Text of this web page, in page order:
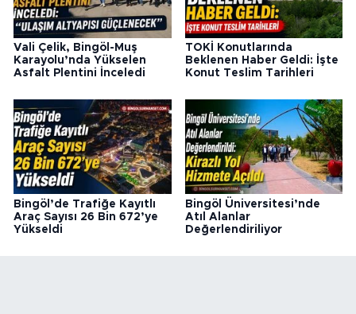
Vali Çelik, Bingöl-Muş
Karayolu’nda Yükselen
Asfalt Plentini İnceledi
TOKİ Konutlarında
Beklenen Haber Geldi: İşte
Konut Teslim Tarihleri
Bingöl’de Trafiğe Kayıtlı
Araç Sayısı 26 Bin 672’ye
Yükseldi
Bingöl Üniversitesi’nde
Atıl Alanlar
Değerlendiriliyor